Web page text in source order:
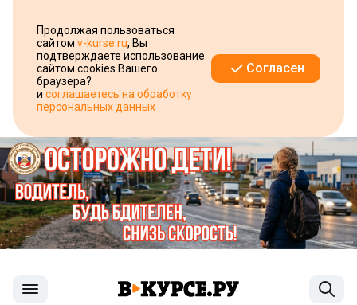
Продолжая пользоваться
сайтом v-kurse.ru, Вы
подтверждаете использование
сайтом cookies Вашего
браузера?
и соглашаетесь на обработку
персональных данных
Согласен